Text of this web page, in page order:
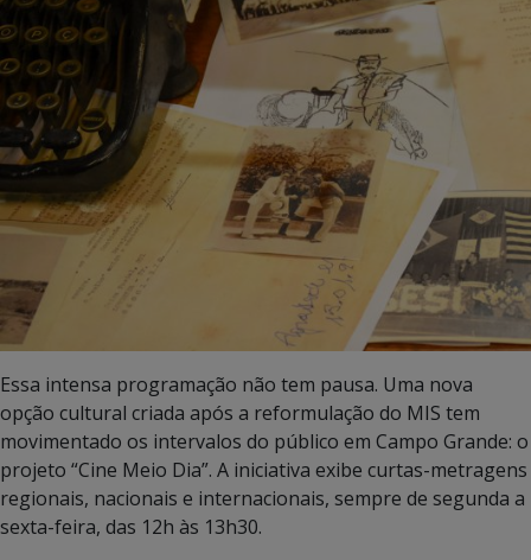
Essa intensa programação não tem pausa. Uma nova
opção cultural criada após a reformulação do MIS tem
movimentado os intervalos do público em Campo Grande: o
projeto “Cine Meio Dia”. A iniciativa exibe curtas-metragens
regionais, nacionais e internacionais, sempre de segunda a
sexta-feira, das 12h às 13h30.